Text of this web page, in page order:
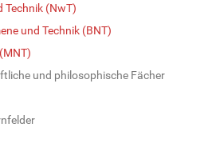
(NwT)
und Technik (BNT)
und philosophische Fächer